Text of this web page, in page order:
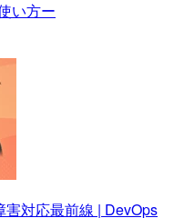
い方ー
害対応最前線 | DevOps